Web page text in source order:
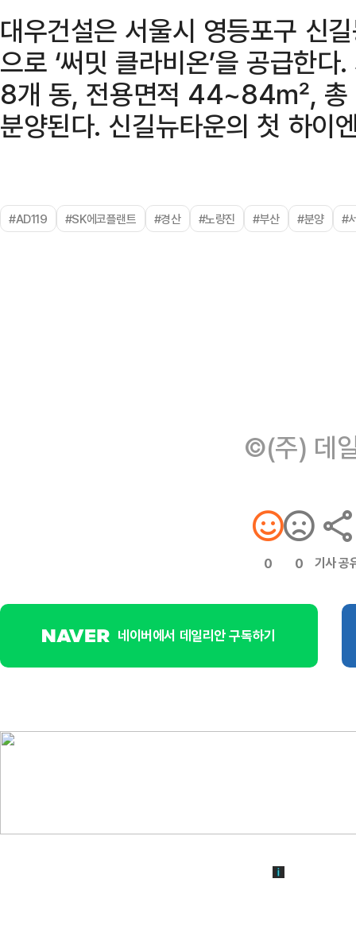
대우건설은 서울시 영등포구 신
으로 ‘써밋 클라비온’을 공급한
8개 동, 전용면적 44~84㎡, 총
분양된다. 신길뉴타운의 첫 하이
#AD119 #SK에코플랜트 #경산 #노량진 #부산 #분양 #
©(주) 데
0 0 기사 공
네이버에서 데일리안 구독하기